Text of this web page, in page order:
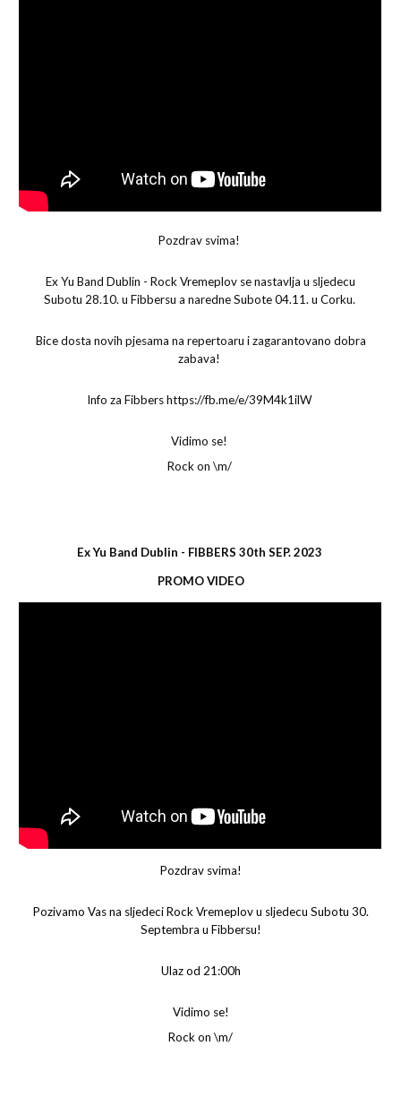
Pozdrav svima!
Ex Yu Band Dublin - Rock Vremeplov se nastavlja u sljedecu
Subotu 28.10. u Fibbersu a naredne Subote 04.11. u Corku.
Bice dosta novih pjesama na repertoaru i zagarantovano dobra
zabava!
Info za Fibbers https://fb.me/e/39M4k1ilW
Vidimo se!
Rock on \m/
Ex Yu Band Dublin - FIBBERS 30th SEP. 2023
PROMO VIDEO
Pozdrav svima!
Pozivamo Vas na sljedeci Rock Vremeplov u sljedecu Subotu 30.
Septembra u Fibbersu!
Ulaz od 21:00h
Vidimo se!
Rock on \m/